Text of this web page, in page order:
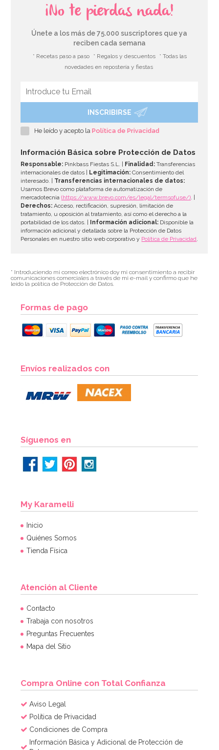
¡No te pierdas nada!
Únete a los más de 75.000 suscriptores que ya
reciben cada semana
* Recetas paso a paso * Regalos y descuentos
* Todas las
novedades en repostería y fiestas
INSCRIBIRSE
He leído y acepto laPolítica de Privacidad
Información Básica sobre Protección de Datos
Responsable: Pinkbass Fiestas S.L. | Finalidad: Transferencias
internacionales de datos |
Legitimación: Consentimiento del
interesado. | Transferencias internacionales de datos:
Usamos Brevo como plataforma de automatización de
mercadotecnia(https://www.brevo.com/es/legal/termsofuse/). |
Derechos: Acceso, rectificación, supresión, limitación de
tratamiento, u oposición al tratamiento, así como el derecho a la
portabilidad de los datos. |
Información adicional: Disponible la
información adicional y detallada sobre la Protección de Datos
Personales en nuestro sitio web corporativo y Política de Privacidad.
* Introduciendo mi correo electrónico doy mi consentimiento a recibir
comunicaciones comerciales a través de mi e-mail y confirmo que he
leído la política de Protección de Datos.
Formas de pago
Envíos realizados con
Síguenos en
My Karamelli
Inicio
Quiénes Somos
Tienda Física
Atención al Cliente
Contacto
Trabaja con nosotros
Preguntas Frecuentes
Mapa del Sitio
Compra Online con Total Confianza
Aviso Legal
Política de Privacidad
Condiciones de Compra
Información Básica y Adicional de Protección de